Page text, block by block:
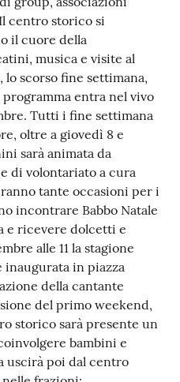
centro storico si
il cuore della
musica e visite al
lo scorso fine settimana,
entra nel vivo
Tutti i fine settimana
oltre a giovedì 8 e
sarà animata da
di volontariato a cura
tante occasioni per i
incontrare Babbo Natale
e ricevere dolcetti e
alle 11 la stagione
inaugurata in piazza
della cantante
del primo weekend,
storico sarà presente un
bambini e
uscirà poi dal centro